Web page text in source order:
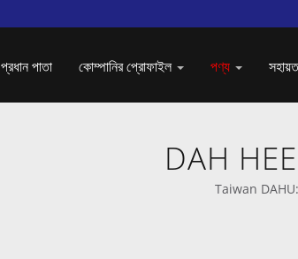
প্রধান পাতা কোম্পানির প্রোফাইল পণ্য
DAH
Taiwan DAHU: